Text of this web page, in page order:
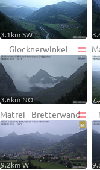
3.1km SW
Glocknerwinkel
3.6km NO
Matrei - Bretterwand
9.2km W